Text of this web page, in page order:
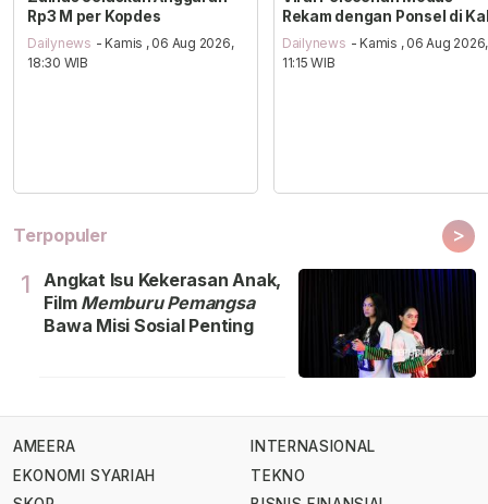
Rp3 M per Kopdes
Dailynews - Kamis , 06 Aug 2026,
18:30 WIB
Rekam dengan Ponsel di
Dailynews - Kamis , 06 Aug 2026,
11:15 WIB
Terpopuler >
1
Angkat Isu Kekerasan Anak,
Film Memburu Pemangsa
Bawa Misi Sosial Penting
AMEERA
EKONOMI SYARIAH
INTERNASIONAL
TEKNO